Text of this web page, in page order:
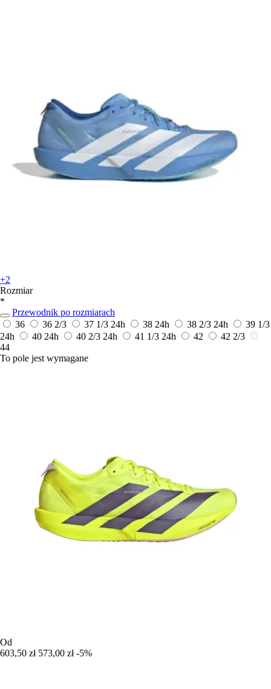
+2
Rozmiar
*
Przewodnik po rozmiarach
36
36 2/3 37 1/3 24h 38 24h 38 2/3 24h
39 1/3
24h
40 24h 40 2/3 24h 41 1/3 24h 42
42 2/3
44
To pole jest wymagane
Od
603,50 zł 573,00 zł -5%